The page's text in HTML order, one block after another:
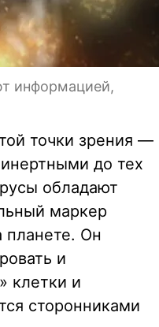
информацией,
точки зрения —
до тех
обладают
маркер
планете. Он
и
клетки и
сторонниками